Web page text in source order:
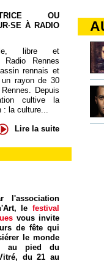
OU
À RADIO
libre et
Radio Rennes
rennais et
un rayon de 30
Depuis
cultive la
: la culture...
Lire la suite
l'association
le festival
vous invite
de fête qui
le monde
au pied du
du 21 au